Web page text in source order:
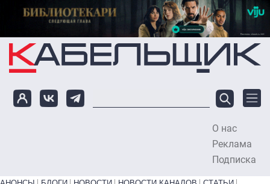
Перейти к основному содержанию
О нас
Реклама
Подписка
Primary links bottom